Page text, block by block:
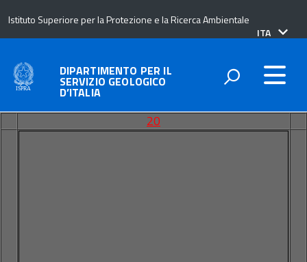
Istituto Superiore per la Protezione e la Ricerca Ambientale
lingua
ITA
DIPARTIMENTO PER IL
SERVIZIO GEOLOGICO
D’ITALIA
20